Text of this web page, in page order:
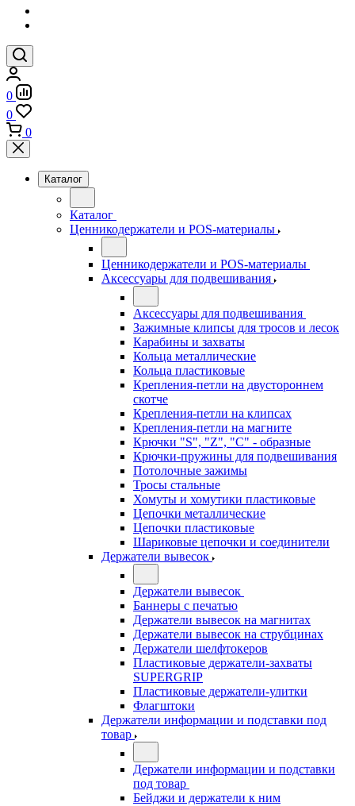
0
0
0
Каталог
Каталог
Ценникодержатели и POS-материалы
Ценникодержатели и POS-материалы
Аксессуары для подвешивания
Аксессуары для подвешивания
Зажимные клипсы для тросов и лесок
Карабины и захваты
Кольца металлические
Кольца пластиковые
Крепления-петли на двустороннем
скотче
Крепления-петли на клипсах
Крепления-петли на магните
Крючки "S", "Z", "C" - образные
Крючки-пружины для подвешивания
Потолочные зажимы
Тросы стальные
Хомуты и хомутики пластиковые
Цепочки металлические
Цепочки пластиковые
Шариковые цепочки и соединители
Держатели вывесок
Держатели вывесок
Баннеры с печатью
Держатели вывесок на магнитах
Держатели вывесок на струбцинах
Держатели шелфтокеров
Пластиковые держатели-захваты
SUPERGRIP
Пластиковые держатели-улитки
Флагштоки
Держатели информации и подставки под
товар
Держатели информации и подставки
под товар
Бейджи и держатели к ним